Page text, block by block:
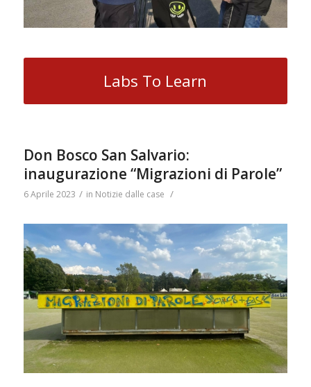
Labs To Learn
Don Bosco San Salvario:
inaugurazione “Migrazioni di Parole”
6 Aprile 2023 / in Notizie dalle case /